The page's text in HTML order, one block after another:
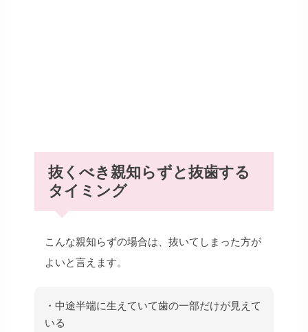
抜くべき親知らずと抜歯する
タイミング
こんな親知らずの場合は、抜いてしまった方が
よいと言えます。
・中途半端に生えていて歯の一部だけが見えて
いる